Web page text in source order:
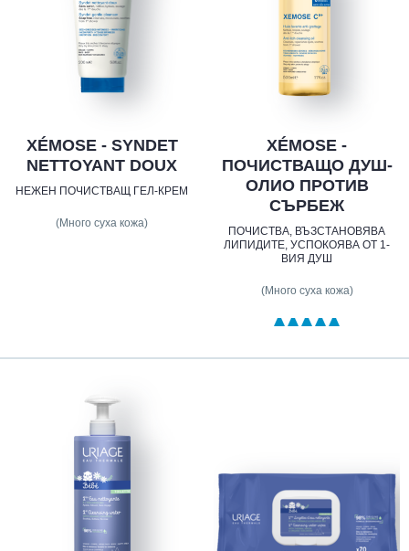
XÉMOSE - SYNDET
NETTOYANT DOUX
НЕЖЕН ПОЧИСТВАЩ ГЕЛ-КРЕМ
(Много суха кожа)
XÉMOSE -
ПОЧИСТВАЩО ДУШ-
ОЛИО ПРОТИВ
СЪРБЕЖ
ПОЧИСТВА, ВЪЗСТАНОВЯВА
ЛИПИДИТЕ, УСПОКОЯВА ОТ 1-
ВИЯ ДУШ
(Много суха кожа)